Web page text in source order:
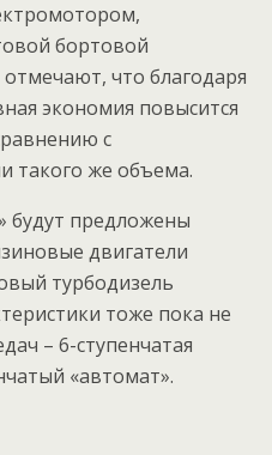
бортовой
что благодаря
экономия повысится
с
такого же объема.
будут предложены
двигатели
турбодизель
тоже пока не
– 6-ступенчатая
«автомат».